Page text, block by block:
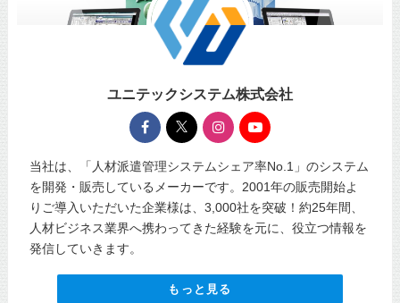
ユニテックシステム株式会社
当社は、「人材派遣管理システムシェア率No.1」のシステム
を開発・販売しているメーカーです。2001年の販売開始よ
りご導入いただいた企業様は、3,000社を突破！約25年間、
人材ビジネス業界へ携わってきた経験を元に、役立つ情報を
発信していきます。
もっと見る